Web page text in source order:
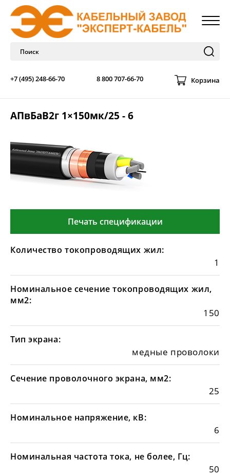
+7 (495) 248-66-70 8 800 707-66-70 Корзина
АПвБаВ2г 1×150мк/25 - 6
Печать спецификации
Количество токопроводящих жил:
1
Номинальное сечение токопроводящих жил,
мм2:
150
Тип экрана:
медные проволоки
Сечение проволочного экрана, мм2:
25
Номинальное напряжение, кВ:
6
Номинальная частота тока, не более, Гц:
50